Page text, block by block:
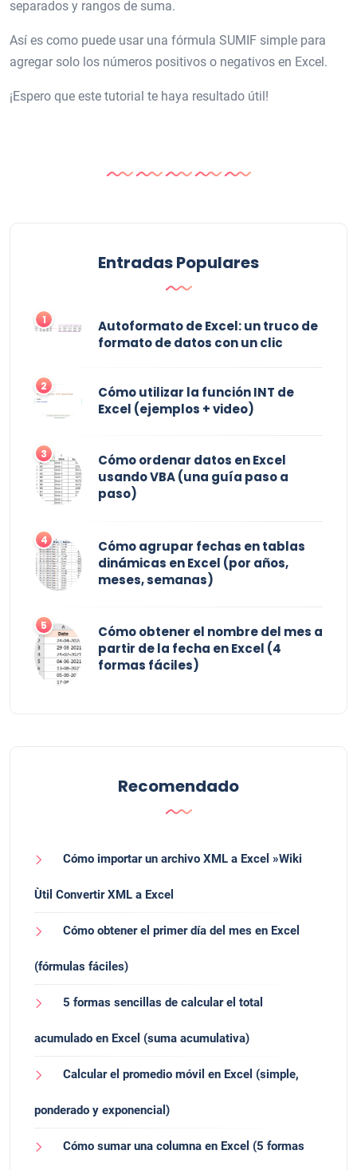
separados y rangos de suma.
Así es como puede usar una fórmula SUMIF simple para
agregar solo los números positivos o negativos en Excel.
¡Espero que este tutorial te haya resultado útil!
Entradas Populares
1
Autoformato de Excel: un truco de
formato de datos con un clic
2
Cómo utilizar la función INT de
Excel (ejemplos + video)
3
Cómo ordenar datos en Excel
usando VBA (una guía paso a
paso)
4
Cómo agrupar fechas en tablas
dinámicas en Excel (por años,
meses, semanas)
5
Cómo obtener el nombre del mes a
partir de la fecha en Excel (4
formas fáciles)
Recomendado
Cómo importar un archivo XML a Excel »Wiki
Ùtil Convertir XML a Excel
Cómo obtener el primer día del mes en Excel
(fórmulas fáciles)
5 formas sencillas de calcular el total
acumulado en Excel (suma acumulativa)
Calcular el promedio móvil en Excel (simple,
ponderado y exponencial)
Cómo sumar una columna en Excel (5 formas